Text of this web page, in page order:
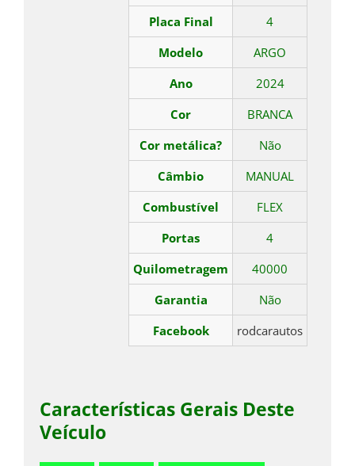
Placa Final
4
Modelo
ARGO
Ano
2024
Cor
BRANCA
Cor metálica?
Não
Câmbio
MANUAL
Combustível
FLEX
Portas
4
Quilometragem
40000
Garantia
Não
Facebook
rodcarautos
Características Gerais Deste
Veículo